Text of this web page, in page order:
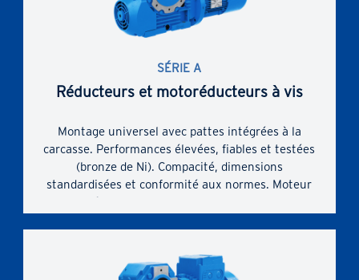
SÉRIE A
Réducteurs et motoréducteurs à vis
Montage universel avec pattes intégrées à la
carcasse. Performances élevées, fiables et testées
(bronze de Ni). Compacité, dimensions
standardisées et conformité aux normes. Moteur
normalisé selon la norme IEC. Carcasse monobloc
carcasse. Possibilité de monter des moteurs
particulièrement puissants et de transmettre des